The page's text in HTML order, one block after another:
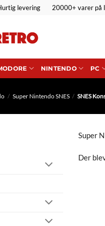
levering 20000+ varer på
NINTENDO PC
/ Super Nintendo SNES / SNES
Super
Der